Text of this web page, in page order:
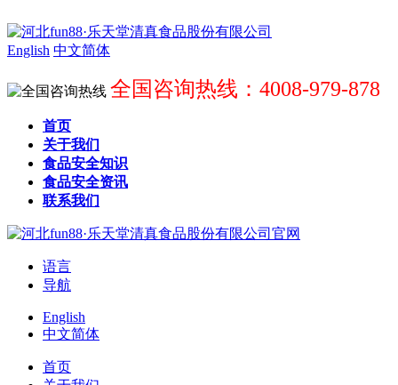
English 中文简体
全国咨询热线：4008-979-878
首页
关于我们
食品安全知识
食品安全资讯
联系我们
语言
导航
English
中文简体
首页